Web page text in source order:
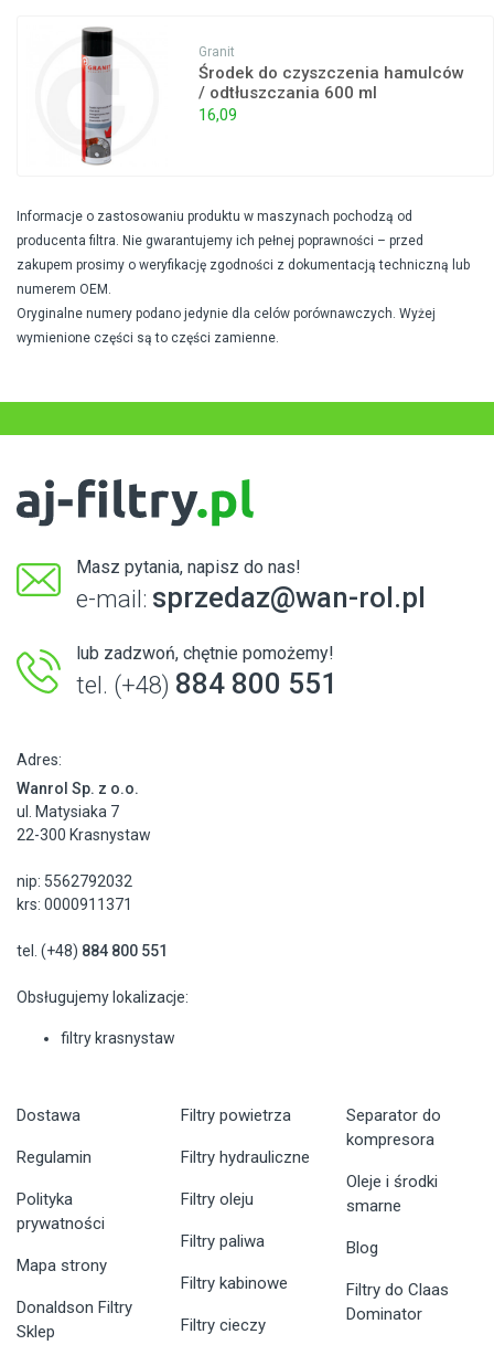
Granit
Środek do czyszczenia hamulców
/ odtłuszczania 600 ml
16,09
Informacje o zastosowaniu produktu w maszynach pochodzą od
producenta filtra. Nie gwarantujemy ich pełnej poprawności – przed
zakupem prosimy o weryfikację zgodności z dokumentacją techniczną lub
numerem OEM.
Oryginalne numery podano jedynie dla celów porównawczych. Wyżej
wymienione części są to części zamienne.
Masz pytania, napisz do nas!
e-mail: sprzedaz@wan-rol.pl
lub zadzwoń, chętnie pomożemy!
tel. (+48) 884 800 551
Adres:
Wanrol Sp. z o.o.
ul. Matysiaka 7
22-300 Krasnystaw
nip: 5562792032
krs: 0000911371
tel. (+48) 884 800 551
Obsługujemy lokalizacje:
filtry krasnystaw
Dostawa
Regulamin
Polityka
prywatności
Mapa strony
Donaldson Filtry
Sklep
Filtry powietrza
Filtry hydrauliczne
Filtry oleju
Filtry paliwa
Filtry kabinowe
Filtry cieczy
Separator do
kompresora
Oleje i środki
smarne
Blog
Filtry do Claas
Dominator